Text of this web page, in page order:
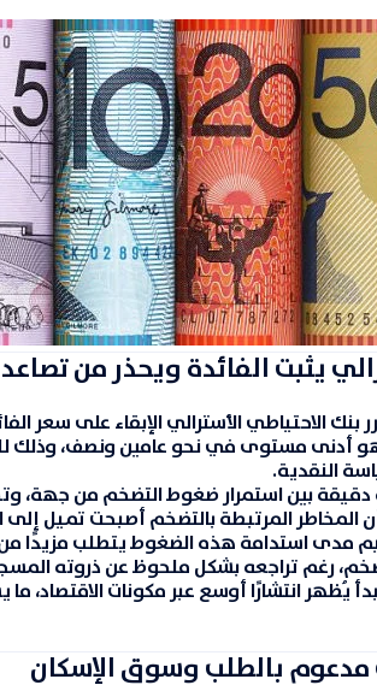
يثبت الفائدة ويحذر من
بنك الاحتياطي الأسترالي الإبقاء على سعر
أدنى مستوى في نحو عامين ونصف، وذلك
النقدية.
دقيقة بين استمرار ضغوط التضخم من جهة،
المخاطر المرتبطة بالتضخم أصبحت تميل
مدى استدامة هذه الضغوط يتطلب مزيدًا
يُظهر انتشارًا أوسع عبر مكونات الاقتصاد،
بالطلب وسوق الإسكان